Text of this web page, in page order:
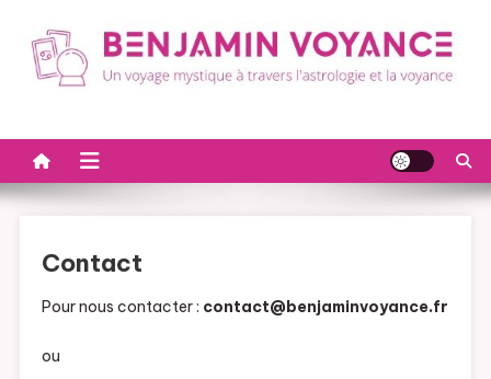
voyage mystique à
travers l'astrologie et la
réponses à vos interrogations spirituelles.
Contact
Pour nous contacter : contact@benjaminvoyance.fr
ou